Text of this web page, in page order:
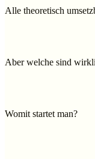
Alle theoretisch
Aber welche sind
Womit startet man?